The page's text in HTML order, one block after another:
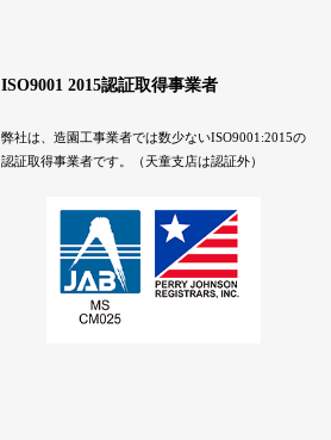
ISO9001 2015認証取得事業者
弊社は、造園工事業者では数少ないISO9001:2015の
認証取得事業者です。（天童支店は認証外）